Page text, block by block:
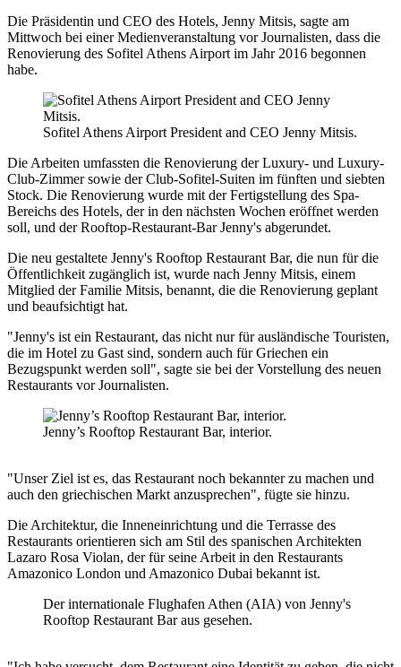
Die Präsidentin und CEO des Hotels, Jenny Mitsis, sagte am
Mittwoch bei einer Medienveranstaltung vor Journalisten, dass die
Renovierung des Sofitel Athens Airport im Jahr 2016 begonnen
habe.
Sofitel Athens Airport President and CEO Jenny Mitsis.
Die Arbeiten umfassten die Renovierung der Luxury- und Luxury-
Club-Zimmer sowie der Club-Sofitel-Suiten im fünften und siebten
Stock. Die Renovierung wurde mit der Fertigstellung des Spa-
Bereichs des Hotels, der in den nächsten Wochen eröffnet werden
soll, und der Rooftop-Restaurant-Bar Jenny's abgerundet.
Die neu gestaltete Jenny's Rooftop Restaurant Bar, die nun für die
Öffentlichkeit zugänglich ist, wurde nach Jenny Mitsis, einem
Mitglied der Familie Mitsis, benannt, die die Renovierung geplant
und beaufsichtigt hat.
"Jenny's ist ein Restaurant, das nicht nur für ausländische Touristen,
die im Hotel zu Gast sind, sondern auch für Griechen ein
Bezugspunkt werden soll", sagte sie bei der Vorstellung des neuen
Restaurants vor Journalisten.
Jenny’s Rooftop Restaurant Bar, interior.
"Unser Ziel ist es, das Restaurant noch bekannter zu machen und
auch den griechischen Markt anzusprechen", fügte sie hinzu.
Die Architektur, die Inneneinrichtung und die Terrasse des
Restaurants orientieren sich am Stil des spanischen Architekten
Lazaro Rosa Violan, der für seine Arbeit in den Restaurants
Amazonico London und Amazonico Dubai bekannt ist.
Der internationale Flughafen Athen (AIA) von Jenny's
Rooftop Restaurant Bar aus gesehen.